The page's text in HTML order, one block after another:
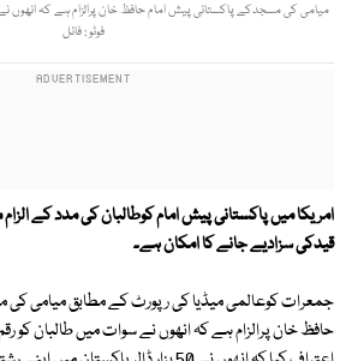
میامی کی مسجدکے پاکستانی پیش امام حافظ خان پرالزام ہے کہ انھوں
فوٹو : فائل
قیدکی سزادیے جانے کا امکان ہے۔
جمعرات کوعالمی میڈیا کی رپورٹ کے مطابق میامی
حافظ خان پرالزام ہے کہ انھوں نے سوات میں طالبان کو